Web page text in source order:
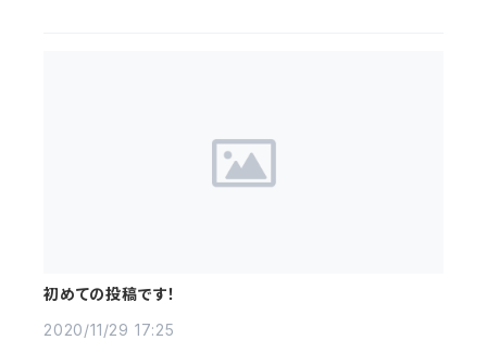
初めての投稿です！
2020/11/29 17:25